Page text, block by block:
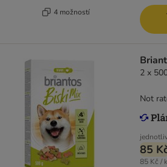
4 možností
2 x
85
85 Kč /
Not